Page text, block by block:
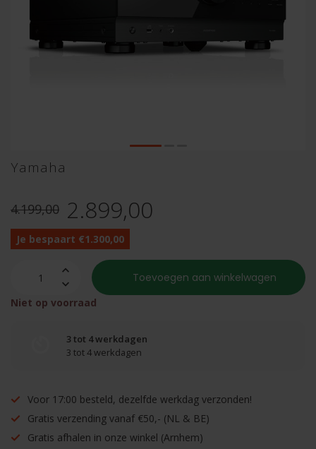
Yamaha
4.199,00 2.899,00
Je bespaart €1.300,00
Toevoegen aan winkelwagen
Niet op voorraad
3 tot 4 werkdagen
3 tot 4 werkdagen
Voor 17:00 besteld, dezelfde werkdag verzonden!
Gratis verzending vanaf €50,- (NL & BE)
Gratis afhalen in onze winkel (Arnhem)